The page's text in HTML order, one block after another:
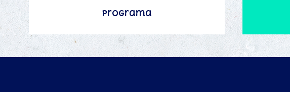
Programa